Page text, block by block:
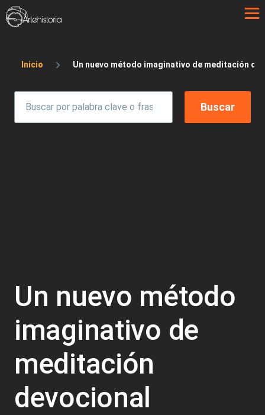
Pasar al contenido principal
Sobrescribir enlaces de ayuda a la
Inicio Un nuevo método imaginativo de meditación
Un nuevo método
imaginativo de
meditación
devocional